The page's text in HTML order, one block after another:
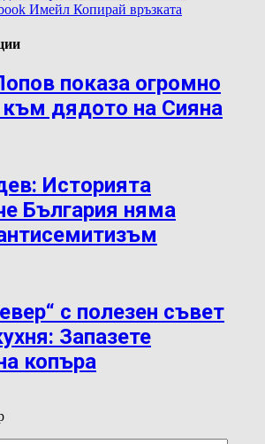
Имейл Копирай връзката
показа огромно
дядото на Сияна
Историята
България няма
с полезен съвет
Запазете
копъра